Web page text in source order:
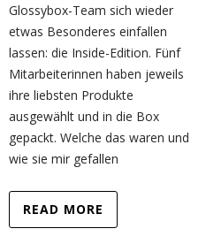
Glossybox-Team sich wieder
etwas Besonderes einfallen
lassen: die Inside-Edition. Fünf
Mitarbeiterinnen haben jeweils
ihre liebsten Produkte
ausgewählt und in die Box
gepackt. Welche das waren und
wie sie mir gefallen
READ MORE